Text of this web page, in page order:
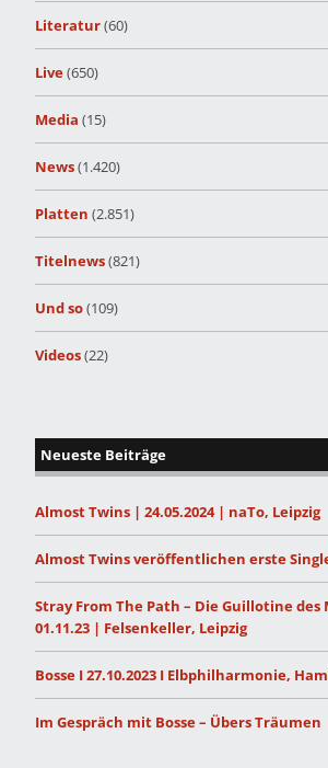
Literatur(60)
Live(650)
Media (15)
News(1.420)
Platten (2.851)
Titelnews(821)
Und so(109)
Videos(22)
Neueste Beiträge
Almost Twins | 24.05.2024 | naTo, Leipzig
Almost Twins veröffentlichen erste
Stray From The Path – Die Guillotine
01.11.23 | Felsenkeller, Leipzig
Bosse I 27.10.2023 I Elbphilharmonie,
Im Gespräch mit Bosse – Übers Träumen